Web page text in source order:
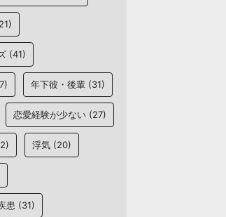
(41)
年下彼・後輩 (31)
恋愛経験が少ない (27)
浮気 (20)
患 (31)